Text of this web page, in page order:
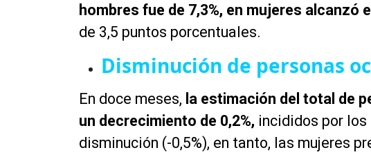
hombres fue de 7,3%, en mujeres alcanzó
de 3,5 puntos porcentuales.
Disminución de personas
En doce meses, la estimación del total de
un decrecimiento de 0,2%, incididos por los
disminución (-0,5%), en tanto, las mujeres